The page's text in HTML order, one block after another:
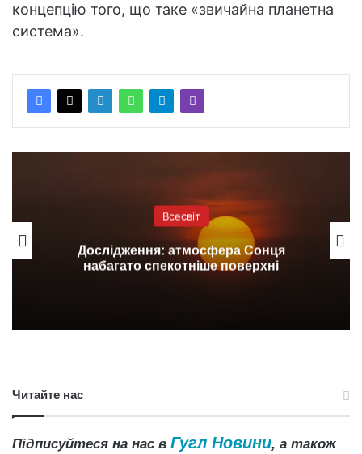
концепцію того, що таке «звичайна планетна
система».
Всесвіт
Дослідження: атмосфера Сонця
набагато спекотніше поверхні
Читайте нас
Підписуйтеся на нас в Гугл Новини, а також